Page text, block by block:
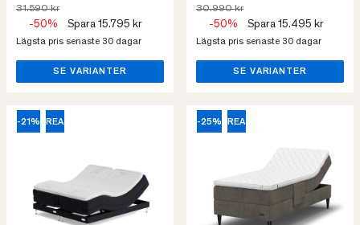
31.590 kr
-50% Spara 15.795 kr
Lägsta pris senaste 30 dagar
SE VARIANTER
30.990 kr
-50% Spara 15.495 kr
Lägsta pris senaste 30 dagar
SE VARIANTER
-21% REA -25% REA